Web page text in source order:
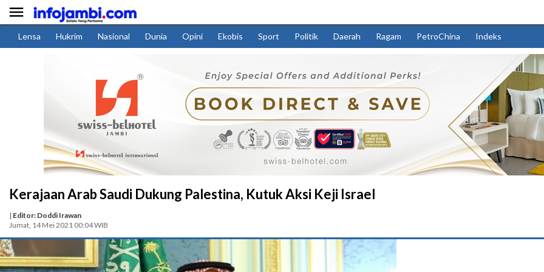

Lensa Hukrim Nasional Dunia Opini Ekobis Sport Politik Daerah Ragam PetroChina Indeks
Kerajaan Arab Saudi Dukung Palestina, Kutuk Aksi Keji Israel
| Editor: Doddi Irawan
Jumat, 14 Mei 2021 00:04 WIB